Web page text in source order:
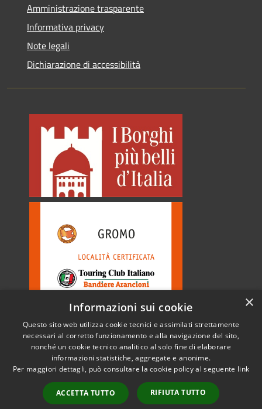
Amministrazione trasparente
Informativa privacy
Note legali
Dichiarazione di accessibilità
Accessibilità
Copyright © 2026 • Comune di
Gromo • Powered by
Municipium•
Accesso
redazione
×
Informazioni sui cookie
Questo sito web utilizza cookie tecnici e assimilati strettamente
necessari al corretto funzionamento e alla navigazione del sito,
nonché un cookie tecnico analitico al solo fine di elaborare
informazioni statistiche, aggregate e anonime.
Per maggiori dettagli, può consultare la cookie policy al seguente link
ACCETTA TUTTO RIFIUTA TUTTO